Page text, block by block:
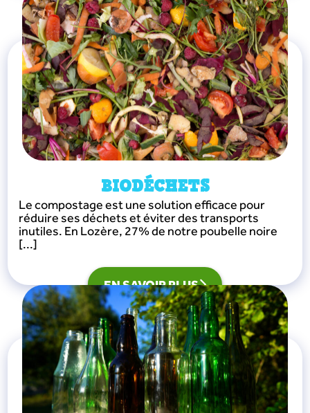
BIODÉCHETS
Le compostage est une solution efficace pour
réduire ses déchets et éviter des transports
inutiles. En Lozère, 27% de notre poubelle noire
[...]
EN SAVOIR PLUS